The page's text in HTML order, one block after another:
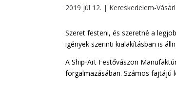
2019 júl 12. | Kereskedelem-
Szeret festeni, és szeretné a
igények szerinti kialakításban is
A Ship-Art Festővászon
forgalmazásában. Számos fajtájú